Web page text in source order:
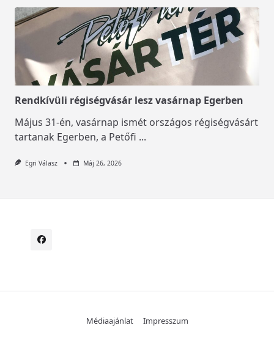
Rendkívüli régiségvásár lesz vasárnap Egerben
Május 31-én, vasárnap ismét országos régiségvásárt
tartanak Egerben, a Petőfi ...
Egri Válasz Máj 26, 2026
Médiaajánlat Impresszum